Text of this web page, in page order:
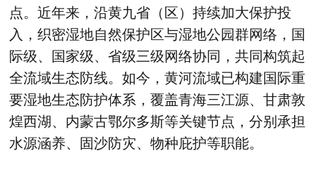
点。近年来，沿黄九省（区）持续加大保护投
入，织密湿地自然保护区与湿地公园群网络，国
际级、国家级、省级三级网络协同，共同构筑起
全流域生态防线。如今，黄河流域已构建国际重
要湿地生态防护体系，覆盖青海三江源、甘肃敦
煌西湖、内蒙古鄂尔多斯等关键节点，分别承担
水源涵养、固沙防灾、物种庇护等职能。